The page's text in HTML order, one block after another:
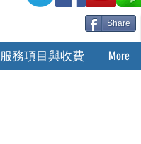
Share
服務項目與收費 More